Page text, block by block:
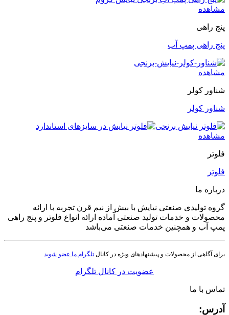
مشاهده
پنج راهی
پنج راهی پمپ آب
مشاهده
شناور کولر
شناور کولر
مشاهده
فلوتر
فلوتر
درباره ما
گروه تولیدی صنعتی نیایش با بیش از نیم قرن تجربه با ارائه
محصولات و خدمات تولید صنعتی آماده ارائه انواع فلوتر و پنج راهی
پمپ آب و همچنین خدمات صنعتی می‌باشد
برای آگاهی از محصولات و پیشنهادهای ویژه در کانال تلگرام ما عضو شوید
عضویت در کانال تلگرام
تماس با ما
آدرس: